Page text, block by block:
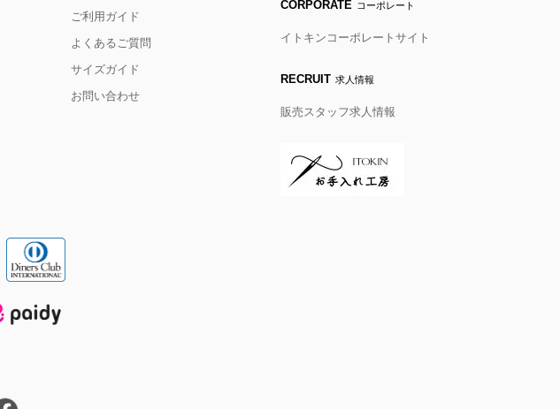
ご利用ガイド
よくあるご質問
サイズガイド
お問い合わせ
CORPORATE コーポレート
イトキンコーポレートサイト
RECRUIT 求人情報
販売スタッフ求人情報